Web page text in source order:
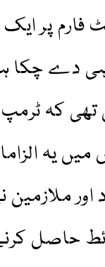
فارم پر
دے چکا
تھی کہ
یہ
اور
حاصل